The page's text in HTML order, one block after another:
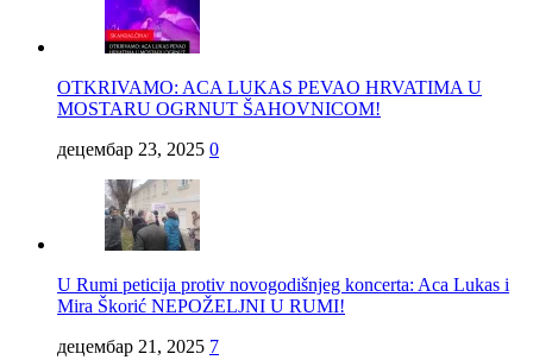
OTKRIVAMO: ACA LUKAS PEVAO HRVATIMA U
MOSTARU OGRNUT ŠAHOVNICOM!
децембар 23, 2025 0
U Rumi peticija protiv novogodišnjeg koncerta: Aca Lukas i
Mira Škorić NEPOŽELJNI U RUMI!
децембар 21, 2025 7